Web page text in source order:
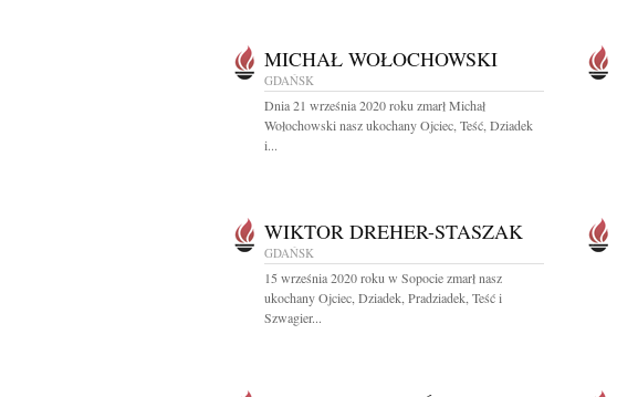
MICHAŁ WOŁOCHOWSKI
GDAŃSK
Dnia 21 września 2020 roku zmarł Michał
Wołochowski nasz ukochany Ojciec, Teść, Dziadek
i...
WIKTOR DREHER-STASZAK
GDAŃSK
15 września 2020 roku w Sopocie zmarł nasz
ukochany Ojciec, Dziadek, Pradziadek, Teść i
Szwagier...